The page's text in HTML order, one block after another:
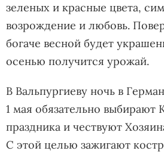
зеленых и красные цвета,
возрождение и любовь.
богаче весной будет
осенью получится урожай.
В Вальпургиеву ночь в
1 мая обязательно выбирают
праздника и чествуют
С этой целью зажигают